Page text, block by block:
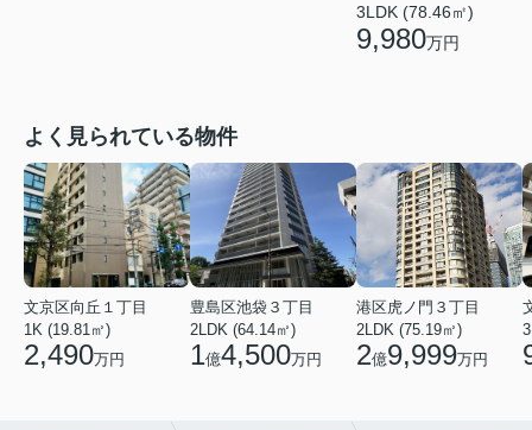
3LDK (78.46㎡)
9,980万円
よく見られている物件
文京区向丘１丁目
1K (19.81㎡)
2,490万円
豊島区池袋３丁目
2LDK (64.14㎡)
1億4,500万円
港区虎ノ門３丁目
2LDK (75.19㎡)
2億9,999万円